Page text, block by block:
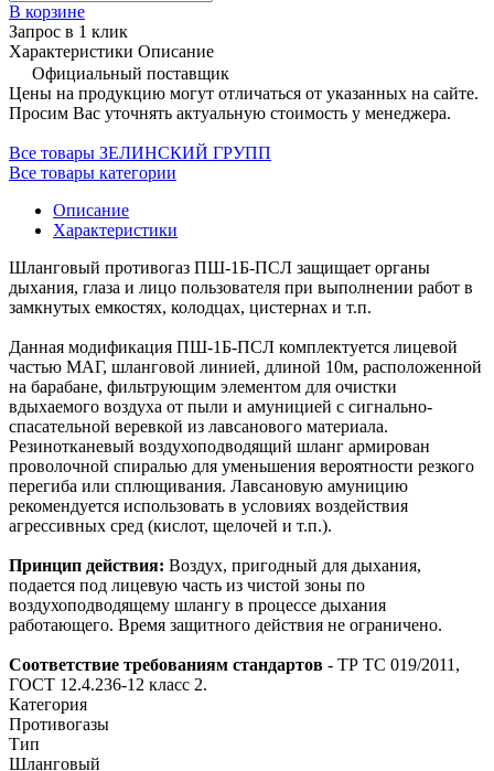
В корзине
Запрос в 1 клик
Характеристики Описание
Официальный поставщик
Цены на продукцию могут отличаться от указанных на сайте.
Просим Вас уточнять актуальную стоимость у менеджера.
Все товары ЗЕЛИНСКИЙ ГРУПП
Все товары категории
Описание
Характеристики
Шланговый противогаз ПШ-1Б-ПСЛ защищает органы
дыхания, глаза и лицо пользователя при выполнении работ в
замкнутых емкостях, колодцах, цистернах и т.п.
Данная модификация ПШ-1Б-ПСЛ комплектуется лицевой
частью МАГ, шланговой линией, длиной 10м, расположенной
на барабане, фильтрующим элементом для очистки
вдыхаемого воздуха от пыли и амуницией с сигнально-
спасательной веревкой из лавсанового материала.
Резинотканевый воздухоподводящий шланг армирован
проволочной спиралью для уменьшения вероятности резкого
перегиба или сплющивания. Лавсановую амуницию
рекомендуется использовать в условиях воздействия
агрессивных сред (кислот, щелочей и т.п.).
Принцип действия: Воздух, пригодный для дыхания,
подается под лицевую часть из чистой зоны по
воздухоподводящему шлангу в процессе дыхания
работающего. Время защитного действия не ограничено.
Соответствие требованиям стандартов - ТР ТС 019/2011,
ГОСТ 12.4.236-12 класс 2.
Категория
Противогазы
Тип
Шланговый